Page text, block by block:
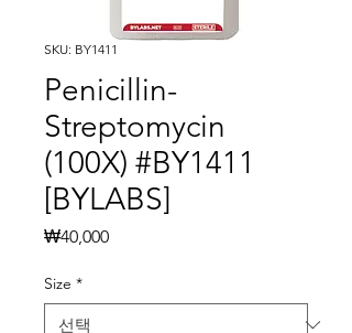
SKU: BY1411
Penicillin-
Streptomycin
(100X) #BY1411
[BYLABS]
₩40,000가
Size *